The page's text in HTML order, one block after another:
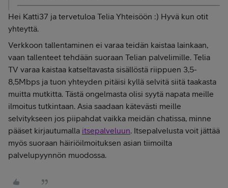
Hei Katti37 ja tervetuloa Telia Yhteisöön :) Hyvä kun otit
yhteyttä.
Verkkoon tallentaminen ei varaa teidän kaistaa lainkaan,
vaan tallenteet tehdään suoraan Telian palvelimille. Telia
TV varaa kaistaa katseltavasta sisällöstä riippuen 3,5-
8,5Mbps ja tuon yhteyden pitäisi kyllä selvitä siitä taakasta
muitta mutkitta. Tästä ongelmasta olisi syytä napata meille
ilmoitus tutkintaan. Asia saadaan kätevästi meille
selvitykseen jos piipahdat vaikka meidän chatissa, minne
pääset kirjautumalla itsepalveluun. Itsepalvelusta voit jättää
myös suoraan häiriöilmoituksen asian tiimoilta
palvelupyynnön muodossa.